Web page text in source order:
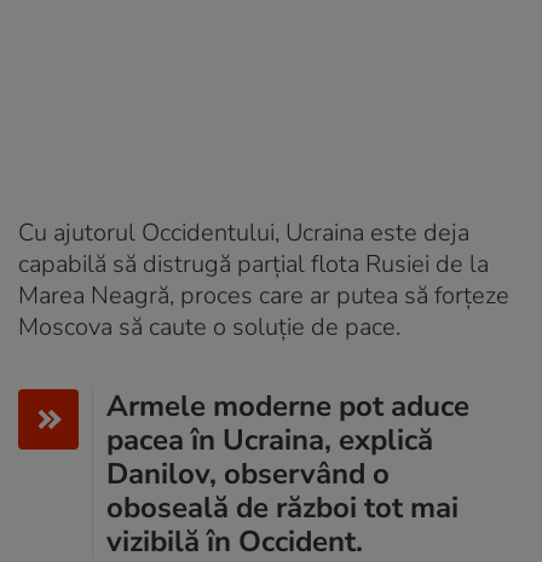
Cu ajutorul Occidentului, Ucraina este deja
capabilă să distrugă parțial flota Rusiei de la
Marea Neagră, proces care ar putea să forțeze
Moscova să caute o soluție de pace.
Armele moderne pot aduce
pacea în Ucraina, explică
Danilov, observând o
oboseală de război tot mai
vizibilă în Occident.